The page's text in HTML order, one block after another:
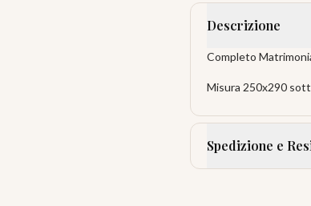
Descrizione
Completo
Misura 250x290
Spedizione e